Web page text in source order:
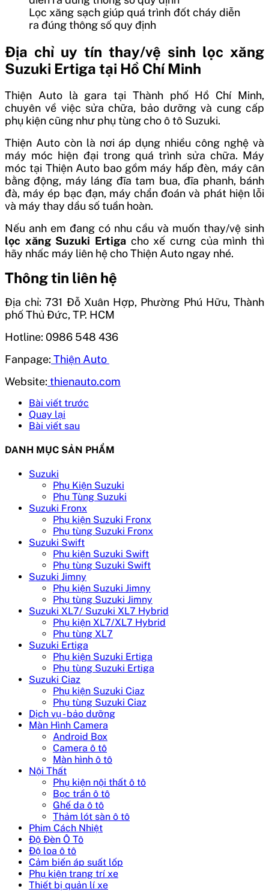
Lọc xăng sạch giúp quá trình đốt cháy diễn
ra đúng thông số quy định
Địa chỉ uy tín thay/vệ sinh lọc xăng
Suzuki Ertiga tại Hồ Chí Minh
Thiện Auto là gara tại Thành phố Hồ Chí Minh,
chuyên về việc sửa chữa, bảo dưỡng và cung cấp
phụ kiện cũng như phụ tùng cho ô tô Suzuki.
Thiện Auto còn là nơi áp dụng nhiều công nghệ và
máy móc hiện đại trong quá trình sửa chữa. Máy
móc tại Thiện Auto bao gồm máy hấp đèn, máy cân
bằng động, máy láng đĩa tam bua, đĩa phanh, bánh
đà, máy ép bạc đạn, máy chẩn đoán và phát hiện lỗi
và máy thay dầu số tuần hoàn.
Nếu anh em đang có nhu cầu và muốn thay/vệ sinh
lọc xăng Suzuki Ertiga cho xế cưng của mình thì
hãy nhấc máy liên hệ cho Thiện Auto ngay nhé.
Thông tin liên hệ
Địa chỉ: 731 Đỗ Xuân Hợp, Phường Phú Hữu, Thành
phố Thủ Đức, TP. HCM
Hotline: 0986 548 436
Fanpage: Thiện Auto
Website: thienauto.com
Bài viết trước
Quay lại
Bài viết sau
DANH MỤC SẢN PHẨM
Suzuki
Phụ Kiện Suzuki
Phụ Tùng Suzuki
Suzuki Fronx
Phụ kiện Suzuki Fronx
Phụ tùng Suzuki Fronx
Suzuki Swift
Phụ kiện Suzuki Swift
Phụ tùng Suzuki Swift
Suzuki Jimny
Phụ kiện Suzuki Jimny
Phụ tùng Suzuki Jimny
Suzuki XL7/ Suzuki XL7 Hybrid
Phụ kiện XL7/XL7 Hybrid
Phụ tùng XL7
Suzuki Ertiga
Phụ kiện Suzuki Ertiga
Phụ tùng Suzuki Ertiga
Suzuki Ciaz
Phụ kiện Suzuki Ciaz
Phụ tùng Suzuki Ciaz
Dịch vụ - bảo dưỡng
Màn Hình Camera
Android Box
Camera ô tô
Màn hình ô tô
Nội Thất
Phụ kiện nội thất ô tô
Bọc trần ô tô
Ghế da ô tô
Thảm lót sàn ô tô
Phim Cách Nhiệt
Độ Đèn Ô Tô
Độ loa ô tô
Cảm biến áp suất lốp
Phụ kiện trang trí xe
Thiết bị quản lí xe